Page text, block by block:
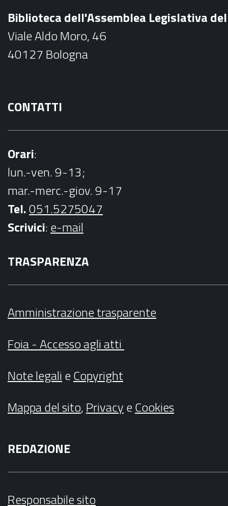
o
k
Biblioteca dell'Assemblea Legislativa
Viale Aldo Moro, 46
40127 Bologna
CONTATTI
Orari:
lun.-ven. 9-13;
mar.-merc.-giov. 9-17
Tel.051.5275047
Scrivici:e-mail
TRASPARENZA
Amministrazione trasparente
Foia - Accesso agli atti
Note legalieCopyright
Mappa del sito,PrivacyeCookies
REDAZIONE
Responsabile sito